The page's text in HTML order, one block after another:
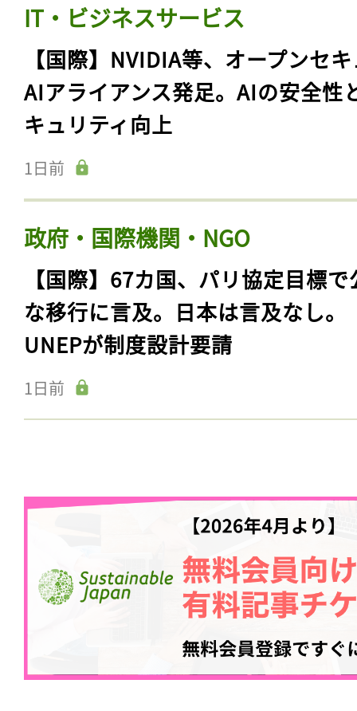
IT・ビジネスサービス
【国際】NVIDIA等、オープンセ
AIアライアンス発足。AIの安全性
キュリティ向上
1日前
政府・国際機関・NGO
【国際】67カ国、パリ協定目標で
な移行に言及。日本は言及なし。
UNEPが制度設計要請
1日前